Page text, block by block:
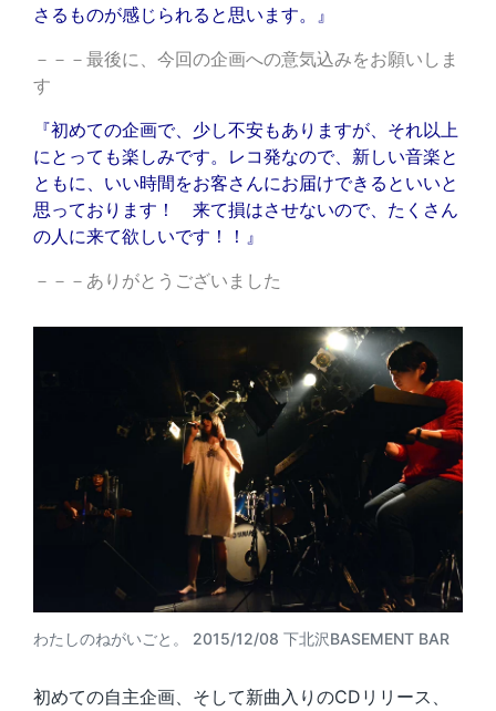
さるものが感じられると思います。』
－－－最後に、今回の企画への意気込みをお願いしま
す
『初めての企画で、少し不安もありますが、それ以上
にとっても楽しみです。レコ発なので、新しい音楽と
ともに、いい時間をお客さんにお届けできるといいと
思っております！ 来て損はさせないので、たくさん
の人に来て欲しいです！！』
－－－ありがとうございました
わたしのねがいごと。 2015/12/08 下北沢BASEMENT BAR
初めての自主企画、そして新曲入りのCDリリース、